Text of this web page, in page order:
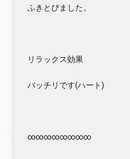
ふきとびました。
リラックス効果
バッチリです(ハート)
∞∞∞∞∞∞∞∞